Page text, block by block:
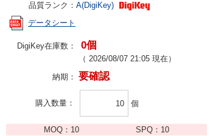
品質ランク： A(DigiKey)
データシート
DigiKey在庫数： 0個
（ 2026/08/07 21:05 現在）
納期： 要確認
購入数量 個
MOQ： 10 SPQ： 10